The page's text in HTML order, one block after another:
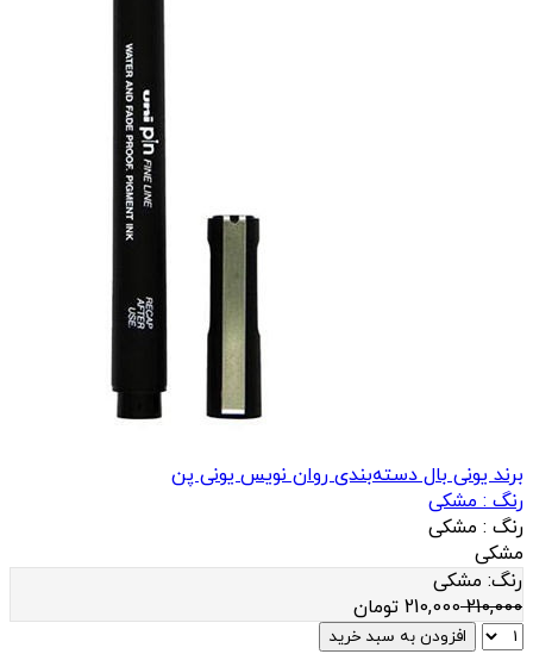
برند یونی بالدسته‌بندی روان نویس یونی پن
رنگ :مشکی
رنگ : مشکی
مشکی
رنگ: مشکی
210,000
210,000 تومان
افزودن به سبد خرید